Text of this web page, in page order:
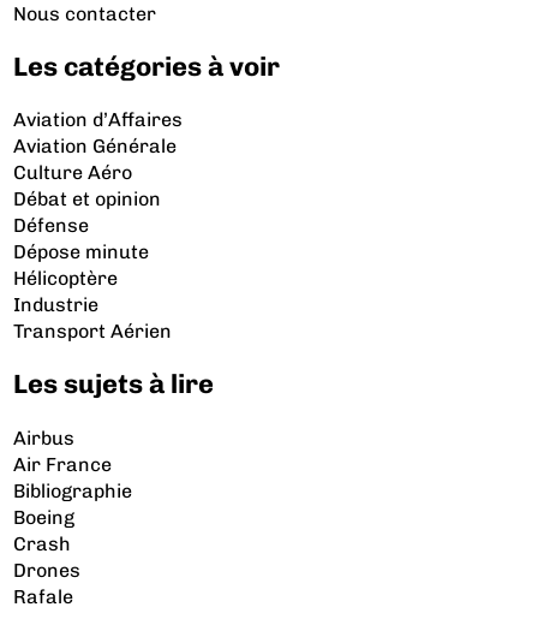
Nous contacter
Les catégories à voir
Aviation d’Affaires
Aviation Générale
Culture Aéro
Débat et opinion
Défense
Dépose minute
Hélicoptère
Industrie
Transport Aérien
Les sujets à lire
Airbus
Air France
Bibliographie
Boeing
Crash
Drones
Rafale